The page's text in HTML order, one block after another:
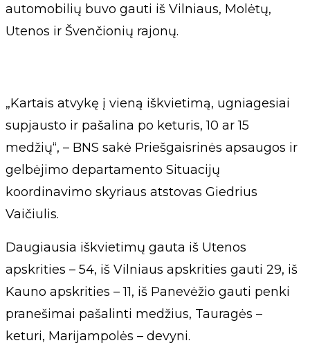
automobilių buvo gauti iš Vilniaus, Molėtų,
Utenos ir Švenčionių rajonų.
„Kartais atvykę į vieną iškvietimą, ugniagesiai
supjausto ir pašalina po keturis, 10 ar 15
medžių“, – BNS sakė Priešgaisrinės apsaugos ir
gelbėjimo departamento Situacijų
koordinavimo skyriaus atstovas Giedrius
Vaičiulis.
Daugiausia iškvietimų gauta iš Utenos
apskrities – 54, iš Vilniaus apskrities gauti 29, iš
Kauno apskrities – 11, iš Panevėžio gauti penki
pranešimai pašalinti medžius, Tauragės –
keturi, Marijampolės – devyni.